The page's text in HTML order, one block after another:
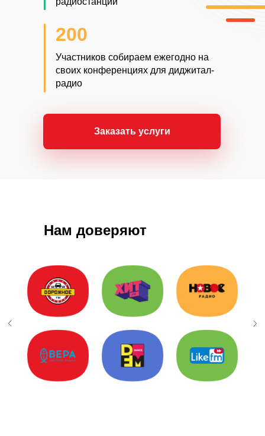
200
Участников собираем ежегодно на
своих конференциях для диджитал-
радио
Заказать услуги
Нам доверяют